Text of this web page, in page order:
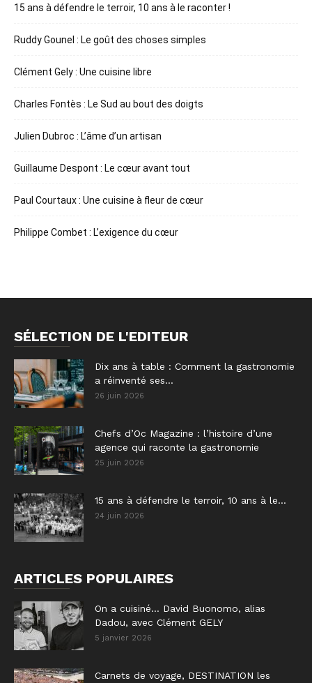
15 ans à défendre le terroir, 10 ans à le raconter !
Ruddy Gounel : Le goût des choses simples
Clément Gely : Une cuisine libre
Charles Fontès : Le Sud au bout des doigts
Julien Dubroc : L’âme d’un artisan
Guillaume Despont : Le cœur avant tout
Paul Courtaux : Une cuisine à fleur de cœur
Philippe Combet : L’exigence du cœur
SÉLECTION DE L'EDITEUR
Dix ans à table : Comment la gastronomie
a réinventé ses...
26 juin 2026
Chefs d’Oc Magazine : l’histoire d’une
agence qui raconte la gastronomie
25 juin 2026
15 ans à défendre le terroir, 10 ans à le...
24 juin 2026
ARTICLES POPULAIRES
On a cuisiné… David Buonomo, alias
Dadou, avec Clément GELY
5 janvier 2026
Carnets de voyage, DESTINATION les